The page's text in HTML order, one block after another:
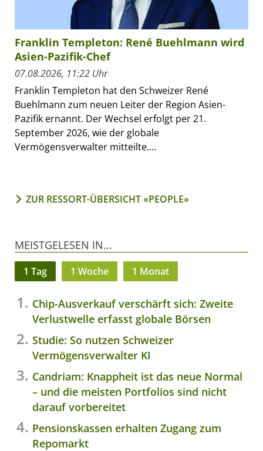
Franklin Templeton: René Buehlmann wird
Asien-Pazifik-Chef
07.08.2026, 11:22 Uhr
Franklin Templeton hat den Schweizer René
Buehlmann zum neuen Leiter der Region Asien-
Pazifik ernannt. Der Wechsel erfolgt per 21.
September 2026, wie der globale
Vermögensverwalter mitteilte....
ZUR RESSORT-ÜBERSICHT «PEOPLE»
MEISTGELESEN IN...
1 Tag 1 Woche 1 Monat
Chip-Ausverkauf verschärft sich: Zweite
Verlustwelle erfasst globale Börsen
Studie: So nutzen Schweizer
Vermögensverwalter KI
Candriam: Knappheit ist das neue Normal
– und die meisten Portfolios sind nicht
darauf vorbereitet
Pensionskassen erhalten Zugang zum
Repomarkt